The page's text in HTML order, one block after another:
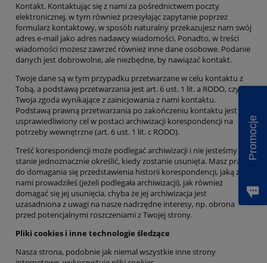
Kontakt. Kontaktując się z nami za pośrednictwem poczty
elektronicznej, wtym również przesyłając zapytanie poprzez
formularz kontaktowy, wsposób naturalny przekazujesz nam swój
adres e-mail jako adres nadawcy wiadomości. Ponadto, w treści
wiadomości możesz zawrzeć również inne dane osobowe. Podanie
danych jest dobrowolne, ale niezbędne, by nawiązać kontakt.
Twoje dane są w tym przypadku przetwarzane w celu kontaktu z
Tobą, a podstawą przetwarzania jest art. 6 ust. 1 lit. a RODO, czyli
Twoja zgoda wynikające z zainicjowania z nami kontaktu.
Podstawą prawną przetwarzania po zakończeniu kontaktu jest
usprawiedliwiony cel w postaci archiwizacji korespondencji na
potrzeby wewnętrzne (art. 6 ust. 1 lit. c RODO).
Treść korespondencji może podlegać archiwizacji i nie jesteśmy w
stanie jednoznacznie określić, kiedy zostanie usunięta. Masz prawo
do domagania się przedstawienia historii korespondencji, jaką z
nami prowadziłeś (jeżeli podlegała archiwizacji), jak również
domagać się jej usunięcia, chyba że jej archiwizacja jest
uzasadniona z uwagi na nasze nadrzędne interesy, np. obrona
przed potencjalnymi roszczeniami z Twojej strony.
Pliki cookies i inne technologie śledzące
Nasza strona, podobnie jak niemal wszystkie inne strony
Promocje